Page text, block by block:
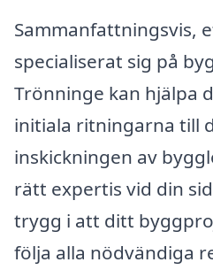
Sammanfattningsvis,
specialiserat sig på
Trönninge kan hjälpa
initiala ritningarna till
inskickningen av
rätt expertis vid din
trygg i att ditt
följa alla nödvändiga